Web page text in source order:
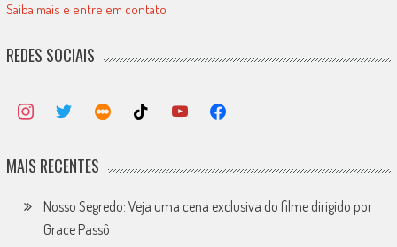
Saiba mais e entre em contato
REDES SOCIAIS
MAIS RECENTES
Nosso Segredo: Veja uma cena exclusiva do filme dirigido por
Grace Passô